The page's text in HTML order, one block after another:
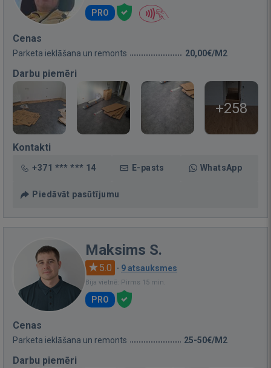
PRO
Cenas
Parketa ieklāšana un remonts 20,00€/M2
Darbu piemēri
+258
Kontakti
+371 *** *** 14 E-pasts WhatsApp
Piedāvāt pasūtījumu
Maksims S.
5.0 · 9 atsauksmes
Bija vietnē: Pirms 15 min.
PRO
Cenas
Parketa ieklāšana un remonts 25-50€/M2
Darbu piemēri